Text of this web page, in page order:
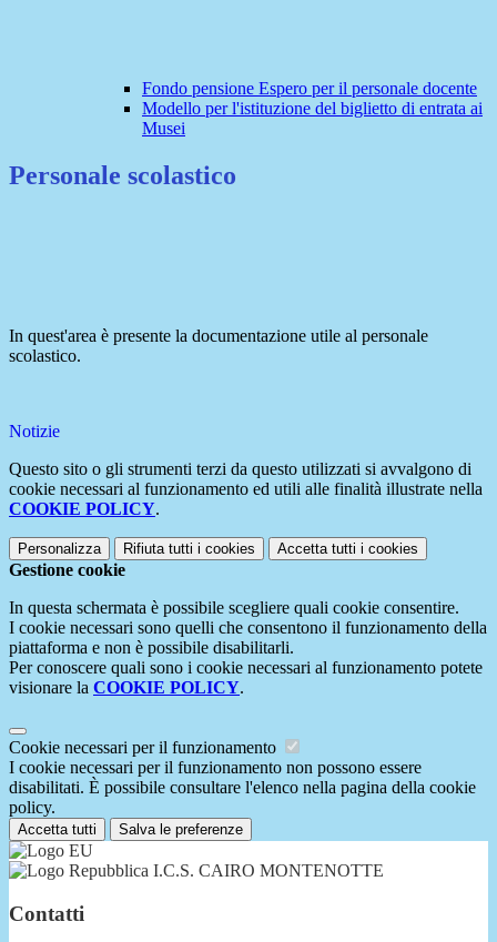
Fondo pensione Espero per il personale docente
Modello per l'istituzione del biglietto di entrata ai
Musei
Personale scolastico
In quest'area è presente la documentazione utile al personale
scolastico.
Notizie
Questo sito o gli strumenti terzi da questo utilizzati si avvalgono di
cookie necessari al funzionamento ed utili alle finalità illustrate nella
COOKIE POLICY.
Personalizza Rifiuta tutti i cookies Accetta tutti i cookies
Gestione cookie
In questa schermata è possibile scegliere quali cookie consentire.
I cookie necessari sono quelli che consentono il funzionamento della
piattaforma e non è possibile disabilitarli.
Per conoscere quali sono i cookie necessari al funzionamento potete
visionare la COOKIE POLICY.
Cookie necessari per il funzionamento
I cookie necessari per il funzionamento non possono essere
disabilitati. È possibile consultare l'elenco nella pagina della cookie
policy.
Accetta tutti Salva le preferenze
I.C.S. CAIRO MONTENOTTE
Contatti